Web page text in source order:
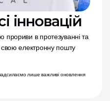
інновацій
прориви в протезуванні та
свою електронну пошту
лише важливі оновлення